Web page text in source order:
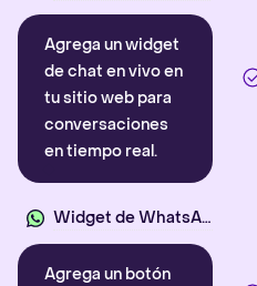
Agrega un widget
de chat en vivo en
tu sitio web para
conversaciones
en tiempo real.
Widget de WhatsApp
Agrega un botón